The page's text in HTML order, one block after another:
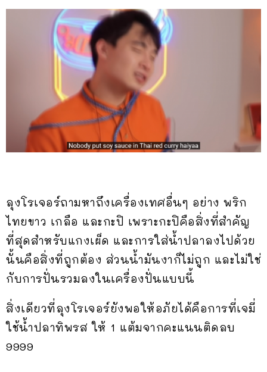
ลุงโรเจอร์ถามหาถึงเครื่องเทศอื่นๆ อย่าง พริก
ไทยขาว เกลือ และกะปิ เพราะกะปิคือสิ่งที่สำคัญ
ที่สุดสำหรับแกงเผ็ด และการใส่น้ำปลาลงไปด้วย
นั้นคือสิ่งที่ถูกต้อง ส่วนน้ำมันงาก็ไม่ถูก และไม่ใช่
กับการปั่นรวมลงในเครื่องปั่นแบบนี้
สิ่งเดียวที่ลุงโรเจอร์ยังพอให้อภัยได้คือการที่เจมี่
ใช้น้ำปลาทิพรส ให้ 1 แต้มจากคะแนนติดลบ
9999